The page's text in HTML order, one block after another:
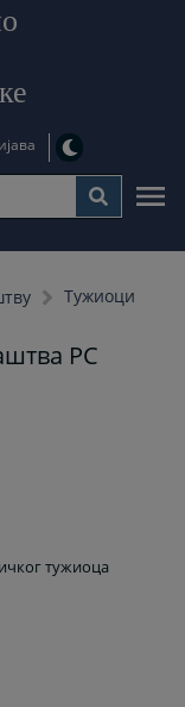
Тужиоци
РС
тужиоца